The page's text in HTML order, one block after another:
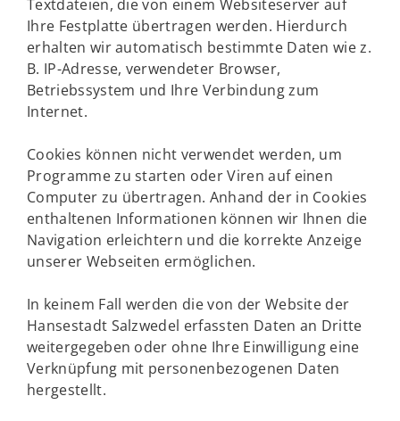
Textdateien, die von einem Websiteserver auf
Ihre Festplatte übertragen werden. Hierdurch
erhalten wir automatisch bestimmte Daten wie z.
B. IP-Adresse, verwendeter Browser,
Betriebssystem und Ihre Verbindung zum
Internet.
Cookies können nicht verwendet werden, um
Programme zu starten oder Viren auf einen
Computer zu übertragen. Anhand der in Cookies
enthaltenen Informationen können wir Ihnen die
Navigation erleichtern und die korrekte Anzeige
unserer Webseiten ermöglichen.
In keinem Fall werden die von der Website der
Hansestadt Salzwedel erfassten Daten an Dritte
weitergegeben oder ohne Ihre Einwilligung eine
Verknüpfung mit personenbezogenen Daten
hergestellt.